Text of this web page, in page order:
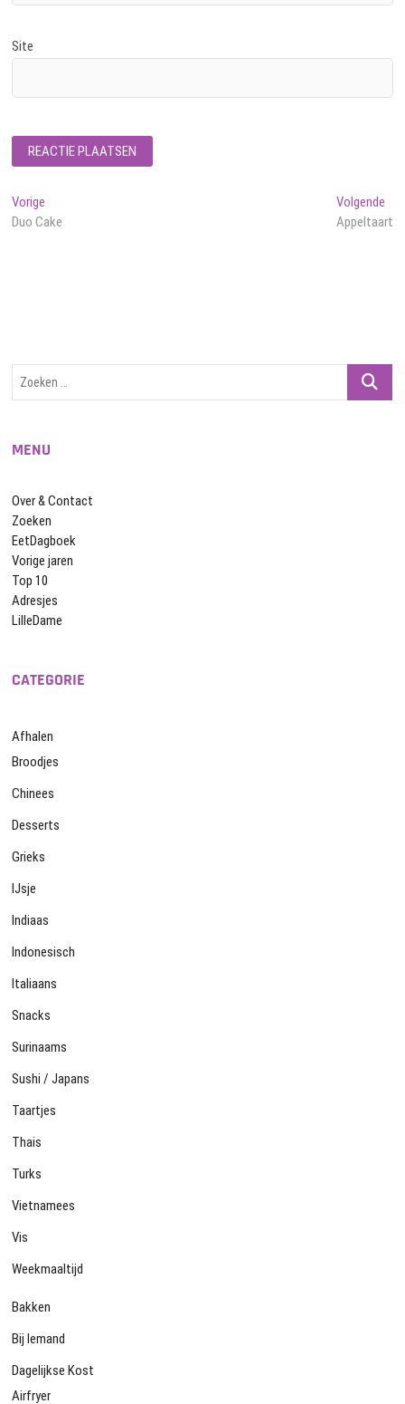
Site
Bericht
navigatie
Vorige
bericht:
Duo Cake
Volgende
Appeltaart
Zoeken
MENU
Over & Contact
Zoeken
EetDagboek
Vorige jaren
Top 10
Adresjes
LilleDame
CATEGORIE
Afhalen
Broodjes
Chinees
Desserts
Grieks
IJsje
Indiaas
Indonesisch
Italiaans
Snacks
Surinaams
Sushi / Japans
Taartjes
Thais
Turks
Vietnamees
Vis
Weekmaaltijd
Bakken
Bij Iemand
Dagelijkse Kost
Airfryer